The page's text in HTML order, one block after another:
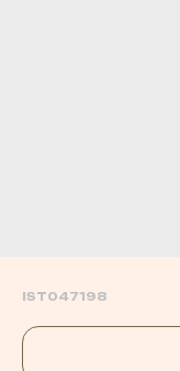
IST047198